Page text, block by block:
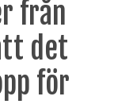
från
det
för